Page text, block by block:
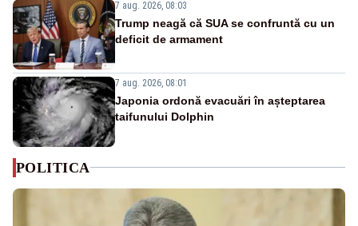
7 aug. 2026, 08:03
Trump neagă că SUA se confruntă cu un
deficit de armament
7 aug. 2026, 08:01
Japonia ordonă evacuări în așteptarea
taifunului Dolphin
POLITICA